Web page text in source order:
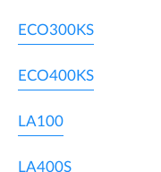
ECO300KS
ECO400KS
LA100
LA400S